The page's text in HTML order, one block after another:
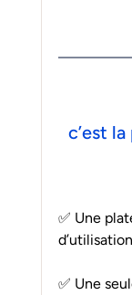
c’est
✅ Une
d’utilisation
✅ Une